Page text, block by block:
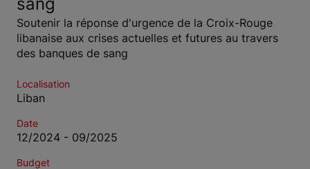
Soutenir la réponse d'urgence de la Croix-Rouge
libanaise aux crises actuelles et futures au travers
des banques de sang
Localisation
Liban
Date
12/2024 - 09/2025
Budget